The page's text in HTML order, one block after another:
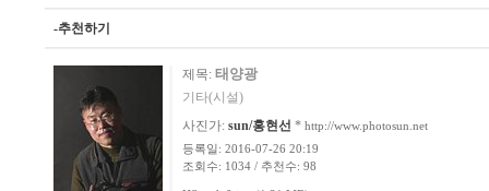
-추천하기
제목: 태양광
기타(시설)
사진가: sun/홍현선 * http://www.photosun.net
등록일: 2016-07-26 20:19
조회수: 1034 / 추천수: 98